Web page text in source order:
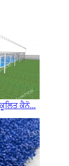
ਕੈਨੋ...